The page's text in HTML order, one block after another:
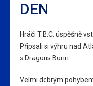
DEN
Hráči T.B.C. úspěšně
Připsali si výhru nad
s Dragons Bonn.
Velmi dobrým